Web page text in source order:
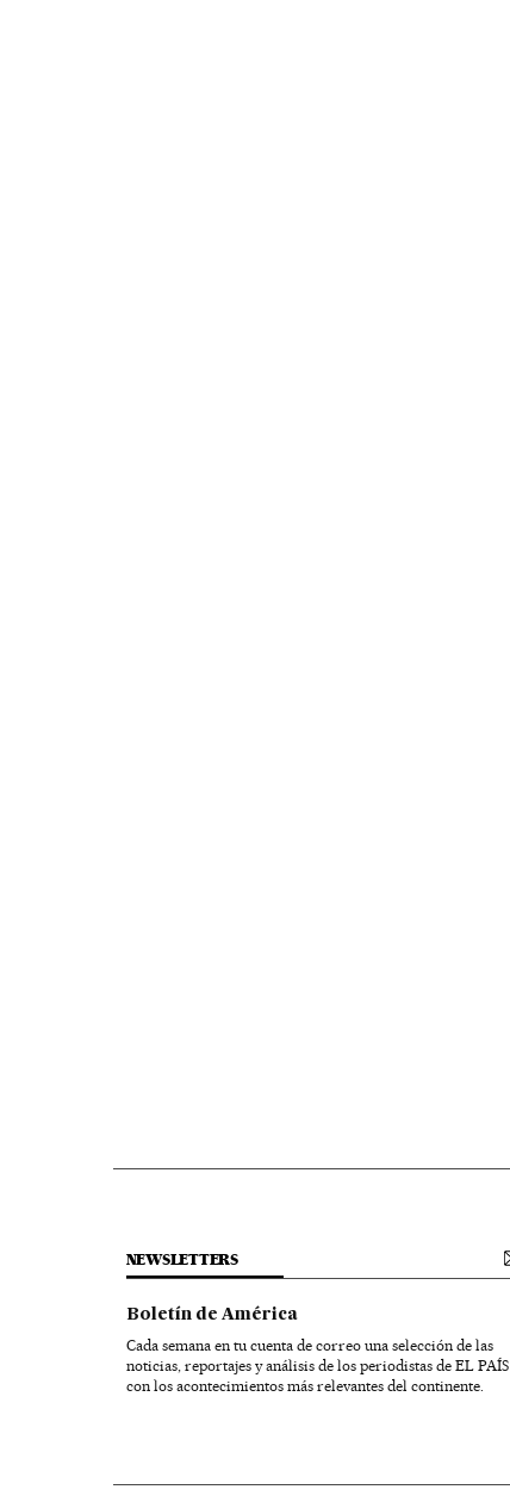
NEWSLETTERS
Boletín de América
Cada semana en tu cuenta de correo una selección de las
noticias, reportajes y análisis de los periodistas de EL PAÍS
con los acontecimientos más relevantes del continente.